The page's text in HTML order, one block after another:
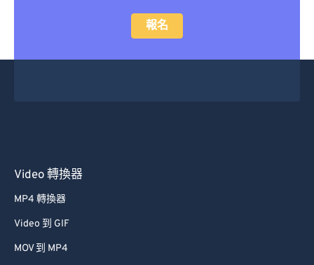
報名
Video 轉換器
MP4 轉換器
Video 到 GIF
MOV 到 MP4